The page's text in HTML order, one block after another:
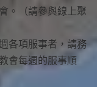
。（請參與線上聚
各項服事者，請務
會每週的服事順